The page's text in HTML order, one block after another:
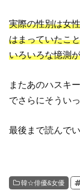
実際の性別は女
はまっていたこ
いろいろな憶測
またあのハスキ
でさらにそうい
最後まで読んで
韓☆俳優&女優